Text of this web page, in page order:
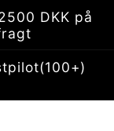
DKK på